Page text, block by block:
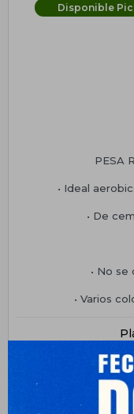
Disponible
PESA
• Ideal
• De
• No se
• Varios